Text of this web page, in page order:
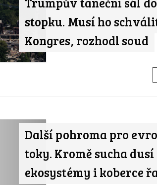
stopku. Musí ho
Kongres, rozhodl soud
Další pohroma pro
toky. Kromě sucha
ekosystémy i koberce